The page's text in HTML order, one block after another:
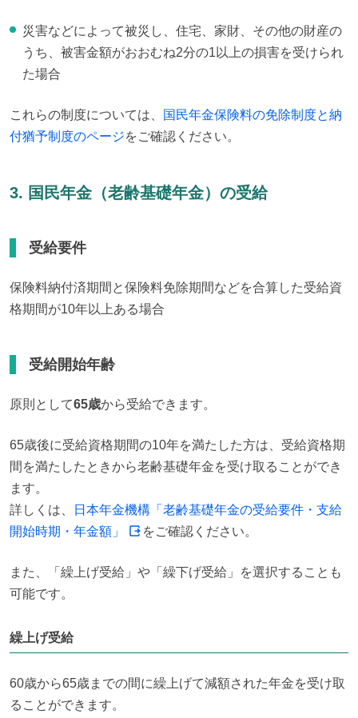
災害などによって被災し、住宅、家財、その他の財産の
うち、被害金額がおおむね2分の1以上の損害を受けられ
た場合
これらの制度については、
国民年金保険料の免除制度と納
付猶予制度のページをご確認ください。
3. 国民年金（老齢基礎年金）の受給
受給要件
保険料納付済期間と保険料免除期間などを合算した受給資
格期間が10年以上ある場合
受給開始年齢
原則として65歳から受給できます。
65歳後に受給資格期間の10年を満たした方は、受給資格期
間を満たしたときから老齢基礎年金を受け取ることができ
ます。
詳しくは、
日本年金機構「老齢基礎年金の受給要件・支給
開始時期・年金額」
をご確認ください。
また、「繰上げ受給」や「繰下げ受給」を選択することも
可能です。
繰上げ受給
60歳から65歳までの間に繰上げて減額された年金を受け取
ることができます。